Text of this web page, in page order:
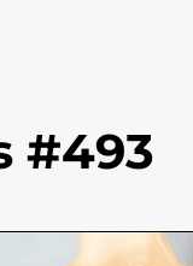
#493